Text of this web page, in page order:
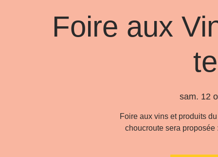
Foire aux
sam. 12
Foire aux vins et produits
choucroute sera